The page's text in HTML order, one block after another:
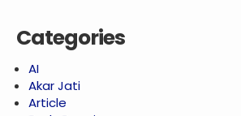
Categories
AI
Akar Jati
Article